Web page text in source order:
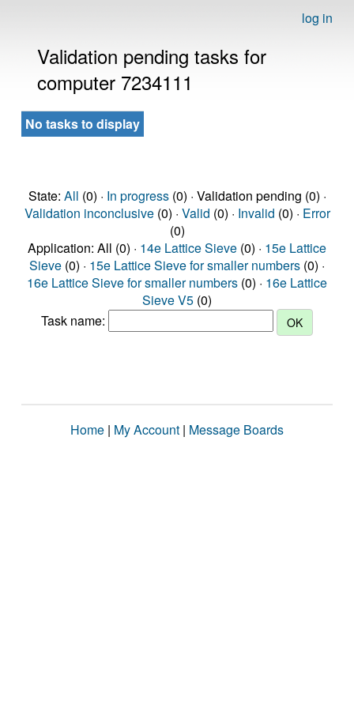
log in
Validation pending tasks for
computer 7234111
No tasks to display
State: All (0) · In progress(0) · Validation pending (0) ·
Validation inconclusive(0) · Valid (0) · Invalid (0) · Error
(0)
Application: All (0) · 14e Lattice Sieve (0) · 15e Lattice
Sieve (0) · 15e Lattice Sieve for smaller numbers (0) ·
16e Lattice Sieve for smaller numbers (0) · 16e Lattice
Sieve V5 (0)
Task name:
Home | My Account | Message Boards